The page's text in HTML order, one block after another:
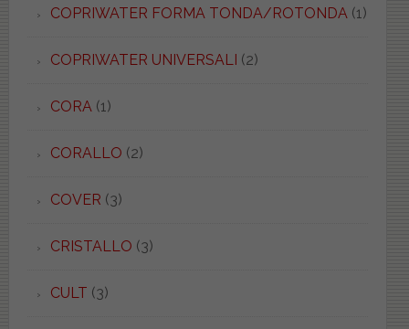
COPRIWATER FORMA TONDA/ROTONDA(1)
COPRIWATER UNIVERSALI (2)
CORA(1)
CORALLO (2)
COVER (3)
CRISTALLO (3)
CULT (3)